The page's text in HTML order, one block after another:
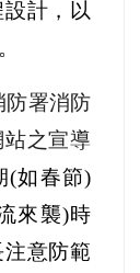
計，以
防署消防
之宣導
(如春節)
來襲)時
意防範